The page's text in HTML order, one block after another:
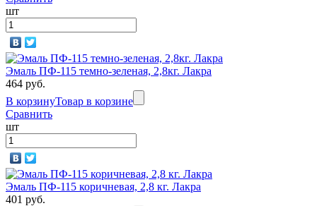
шт
Эмаль ПФ-115 темно-зеленая, 2,8кг. Лакра
464 руб.
В корзинуТовар в корзине
Сравнить
шт
Эмаль ПФ-115 коричневая, 2,8 кг. Лакра
401 руб.